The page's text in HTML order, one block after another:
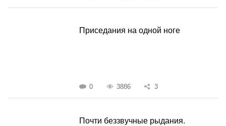
Приседания на одной ноге
0 3886 3
Почти беззвучные рыдания.